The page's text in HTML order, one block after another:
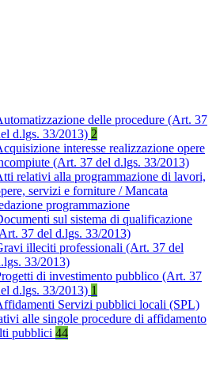
delle procedure (Art. 37
d.lgs. 33/2013) 2
interesse realizzazione opere
(Art. 37 del d.lgs. 33/2013)
relativi alla programmazione di lavori,
servizi e forniture / Mancata
programmazione
sul sistema di qualificazione
37 del d.lgs. 33/2013)
illeciti professionali (Art. 37 del
33/2013)
di investimento pubblico (Art. 37
d.lgs. 33/2013) 1
Servizi pubblici locali (SPL)
alle singole procedure di affidamento
pubblici 44